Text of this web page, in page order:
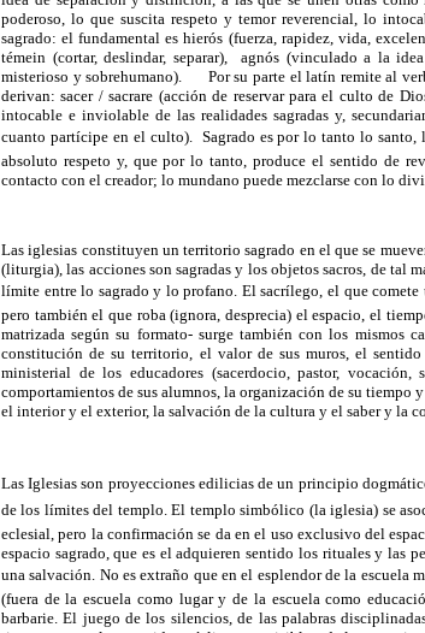
poderoso, lo que suscita respeto y temor reverencial, lo
sagrado: el fundamental es hierós (fuerza, rapidez, vida,
témein (cortar, deslindar, separar), agnós (vinculado a la
misterioso y sobrehumano). Por su parte el latín remite al
derivan: sacer / sacrare (acción de reservar para el culto de
intocable e inviolable de las realidades sagradas y,
cuanto partícipe en el culto). Sagrado es por lo tanto lo
absoluto respeto y, que por lo tanto, produce el sentido de
contacto con el creador; lo mundano puede mezclarse con lo
Las iglesias constituyen un territorio sagrado en el que se
(liturgia), las acciones son sagradas y los objetos sacros, de
límite entre lo sagrado y lo profano. El sacrílego, el que comete
pero también el que roba (ignora, desprecia) el espacio, el
matrizada según su formato- surge también con los mismos
constitución de su territorio, el valor de sus muros, el
ministerial de los educadores (sacerdocio, pastor,
comportamientos de sus alumnos, la organización de su tiempo
el interior y el exterior, la salvación de la cultura y el saber y la
Las Iglesias son proyecciones edilicias de un principio
de los límites del templo. El templo simbólico (la iglesia) se
eclesial, pero la confirmación se da en el uso exclusivo del
espacio sagrado, que es el adquieren sentido los rituales y las
una salvación. No es extraño que en el esplendor de la escuela
(fuera de la escuela como lugar y de la escuela como
barbarie. El juego de los silencios, de las palabras